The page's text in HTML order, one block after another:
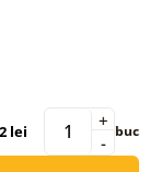
lei -
+ buc